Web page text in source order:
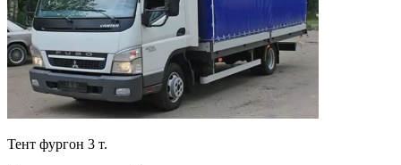
Тент фургон 3 т.